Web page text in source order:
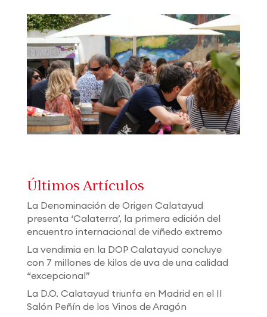
Últimos Artículos
La Denominación de Origen Calatayud
presenta ‘Calaterra’, la primera edición del
encuentro internacional de viñedo extremo
La vendimia en la DOP Calatayud concluye
con 7 millones de kilos de uva de una calidad
“excepcional”
La D.O. Calatayud triunfa en Madrid en el II
Salón Peñín de los Vinos de Aragón